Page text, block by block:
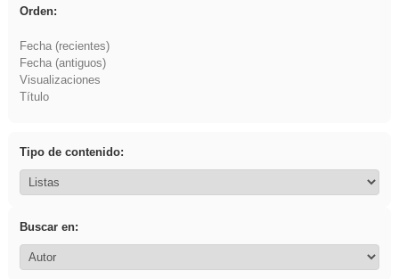
Orden:
Fecha (recientes)
Fecha (antiguos)
Visualizaciones
Título
Tipo de contenido:
Buscar en: